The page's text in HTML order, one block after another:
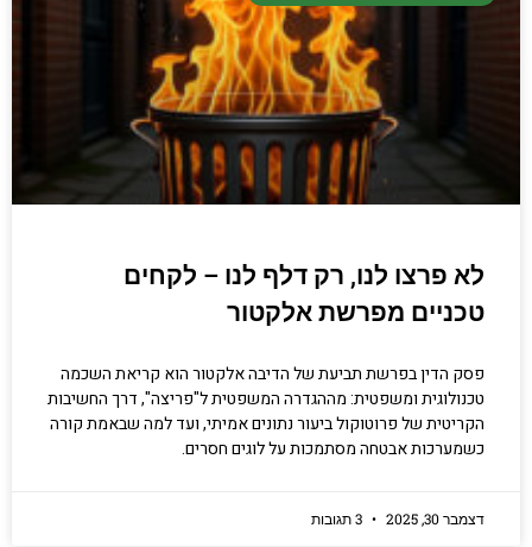
לא פרצו לנו, רק דלף לנו – לקחים
טכניים מפרשת אלקטור
פסק הדין בפרשת תביעת של הדיבה אלקטור הוא קריאת השכמה
טכנולוגית ומשפטית: מההגדרה המשפטית ל"פריצה", דרך החשיבות
הקריטית של פרוטוקול ביעור נתונים אמיתי, ועד למה שבאמת קורה
כשמערכות אבטחה מסתמכות על לוגים חסרים.
דצמבר 30, 2025